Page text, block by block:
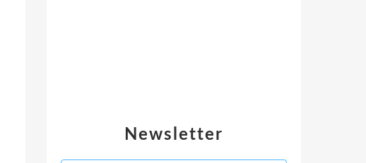
Newsletter